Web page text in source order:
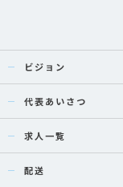
ビジョン
代表あいさつ
求人一覧
配送